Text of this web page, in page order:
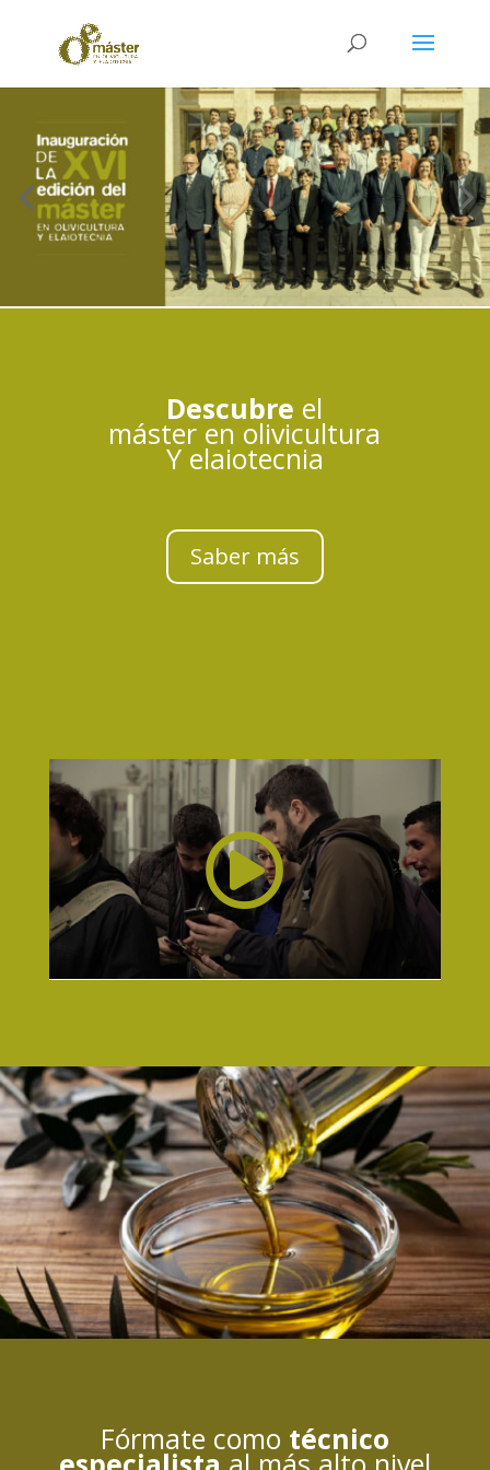
Descubre el
máster en olivicultura
Y elaiotecnia
Saber más
Fórmate como técnico